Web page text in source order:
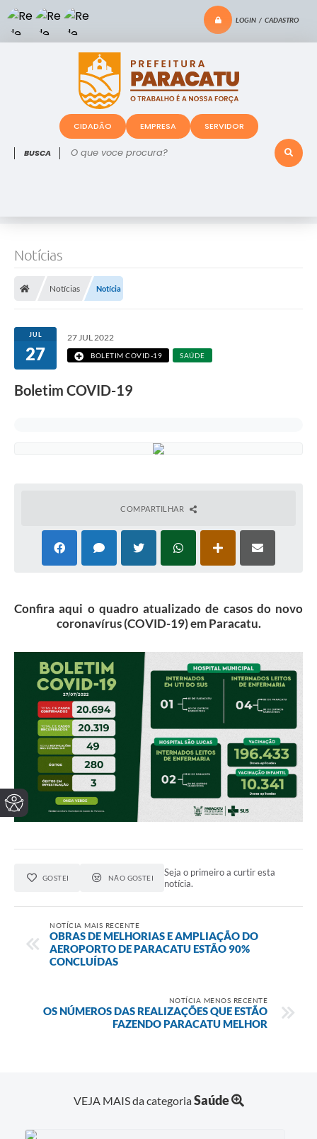
LOGIN / CADASTRO
O que voce procura?
CIDADÃO EMPRESA SERVIDOR
Notícias
Notícias Notícia
JUL
27
27 JUL 2022
BOLETIM COVID-19 SAÚDE
Boletim COVID-19
COMPARTILHAR
Confira aqui o quadro atualizado de casos do novo
coronavírus (COVID-19) em Paracatu.
GOSTEI NÃO GOSTEI
Seja o primeiro a curtir esta
notícia.
NOTÍCIA MAIS RECENTE
OBRAS DE MELHORIAS E AMPLIAÇÃO DO
AEROPORTO DE PARACATU ESTÃO 90%
CONCLUÍDAS
NOTÍCIA MENOS RECENTE
OS NÚMEROS DAS REALIZAÇÕES QUE ESTÃO
FAZENDO PARACATU MELHOR
VEJA MAIS da categoriaSaúde